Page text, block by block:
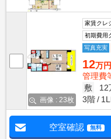
画像 : 23枚
家賃クレ
初期費用
写真充実
12万円
管理費
敷
12
3階
空室確認 無料